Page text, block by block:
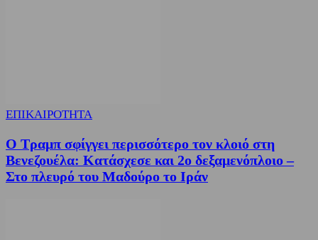
ΕΠΙΚΑΙΡΟΤΗΤΑ
Ο Τραμπ σφίγγει περισσότερο τον κλοιό στη
Βενεζουέλα: Κατάσχεσε και 2ο δεξαμενόπλοιο –
Στο πλευρό του Μαδούρο το Ιράν